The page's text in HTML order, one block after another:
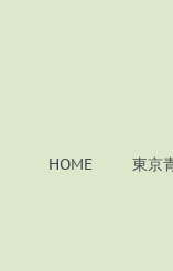
HOME 東京